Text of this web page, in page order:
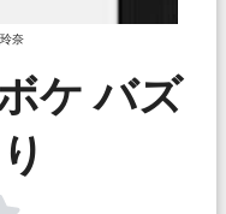
玲奈
ケ バズ